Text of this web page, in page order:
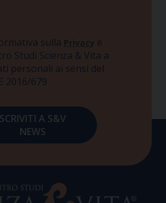
sulla Privacy e
Studi Scienza & Vita a
personali ai sensi del
2016/679